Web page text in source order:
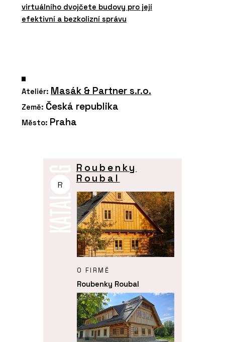
virtuálního dvojčete budovy pro její
efektivní a bezkolizní správu
Ateliér: Masák & Partner s.r.o.
Země: Česká republika
Město: Praha
R
Roubenky
Roubal
O FIRMĚ
Roubenky Roubal